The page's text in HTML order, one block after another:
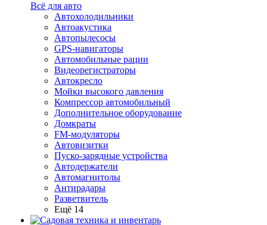
Всё для авто
Автохолодильники
Автоакустика
Автопылесосы
GPS-навигаторы
Автомобильные рации
Видеорегистраторы
Автокресло
Мойки высокого давления
Компрессор автомобильный
Дополнительное оборудование
Домкраты
FM-модуляторы
Автовизитки
Пуско-зарядные устройства
Автодержатели
Автомагнитолы
Антирадары
Разветвитель
Ещё 14